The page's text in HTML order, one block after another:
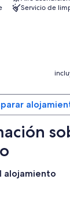
Servicio de
alojamiento